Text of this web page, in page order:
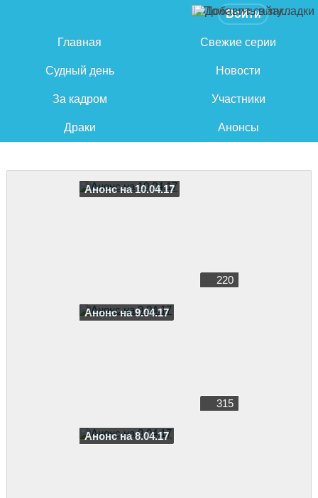
Войти
Главная Свежие серии
Судный день Новости
За кадром Участники
Драки Анонсы
Анонс на 10.04.17
220
Анонс на 9.04.17
315
Анонс на 8.04.17